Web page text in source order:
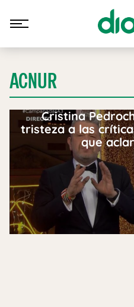
ACNUR
Cristina
tristeza a las
que